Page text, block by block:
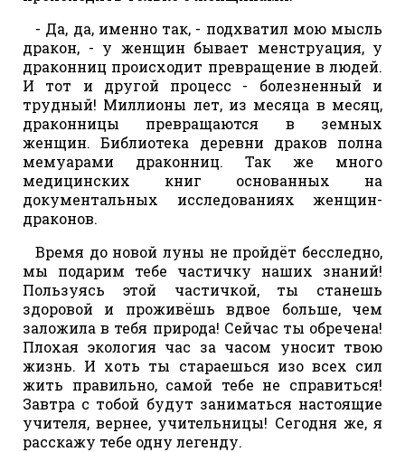
- Да, да, именно так, - подхватил мою мысль
дракон, - у женщин бывает менструация, у
драконниц происходит превращение в людей.
И тот и другой процесс - болезненный и
трудный! Миллионы лет, из месяца в месяц,
драконницы превращаются в земных
женщин. Библиотека деревни драков полна
мемуарами драконниц. Так же много
медицинских книг основанных на
документальных исследованиях женщин-
драконов.
Время до новой луны не пройдёт бесследно,
мы подарим тебе частичку наших знаний!
Пользуясь этой частичкой, ты станешь
здоровой и проживёшь вдвое больше, чем
заложила в тебя природа! Сейчас ты обречена!
Плохая экология час за часом уносит твою
жизнь. И хоть ты стараешься изо всех сил
жить правильно, самой тебе не справиться!
Завтра с тобой будут заниматься настоящие
учителя, вернее, учительницы! Сегодня же, я
расскажу тебе одну легенду.